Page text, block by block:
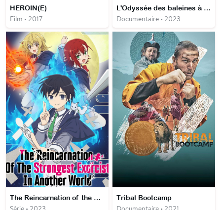
HEROIN(E)
Film • 2017
L'Odyssée des baleines à bosse
Documentaire • 2023
The Reincarnation of the Strongest Exorcist in Another World Tribal Bootcamp